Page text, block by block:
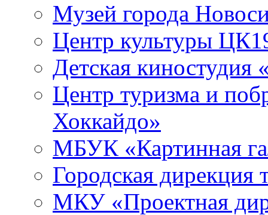
Музей города
Центр культуры
Детская киностудия
Центр туризма и
Хоккайдо»
МБУК «Картинная
Городская дирекция
МКУ «Проектная